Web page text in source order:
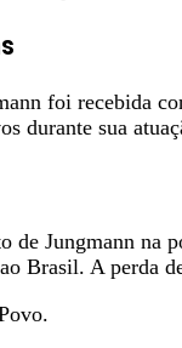
foi recebida
durante sua
Jungmann na
Brasil. A perda